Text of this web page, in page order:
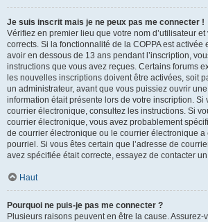
Je suis inscrit mais je ne peux pas me connecter !
Vérifiez en premier lieu que votre nom d’utilisateur
corrects. Si la fonctionnalité de la COPPA est activée
avoir en dessous de 13 ans pendant l’inscription,
instructions que vous avez reçues. Certains forums
les nouvelles inscriptions doivent être activées, soit
un administrateur, avant que vous puissiez ouvrir
information était présente lors de votre inscription. Si
courrier électronique, consultez les instructions. Si
courrier électronique, vous avez probablement
de courrier électronique ou le courrier électronique a
pourriel. Si vous êtes certain que l’adresse de
avez spécifiée était correcte, essayez de contacter
Haut
Pourquoi ne puis-je pas me connecter ?
Plusieurs raisons peuvent en être la cause. Assurez-